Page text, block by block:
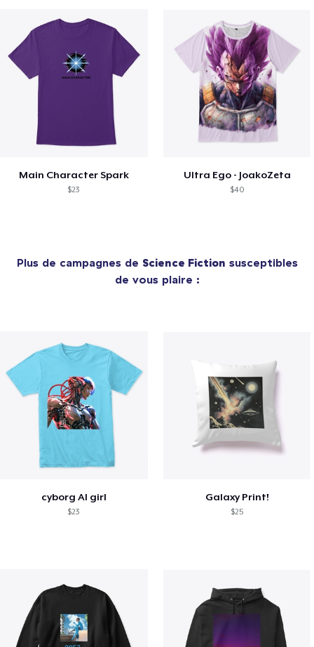
Main Character Spark
$23
Ultra Ego - JoakoZeta
$40
Plus de campagnes de Science Fiction susceptibles
de vous plaire :
cyborg AI girl
$23
Galaxy Print!
$25